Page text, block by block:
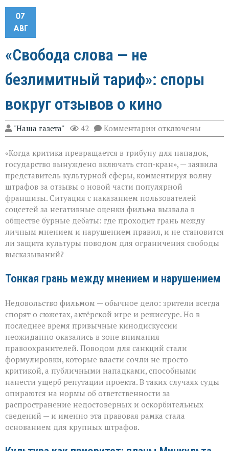
07
АВГ
«Свобода слова — не
безлимитный тариф»: споры
вокруг отзывов о кино
"Наша газета" 42 Комментарии к
записи
слова — не
безлимитный
тариф»:
споры
вокруг
отзывов
о
кино
отключены
«Когда критика превращается в трибуну для нападок,
государство вынуждено включать стоп‑кран», — заявила
представитель культурной сферы, комментируя волну
штрафов за отзывы о новой части популярной
франшизы. Ситуация с наказанием пользователей
соцсетей за негативные оценки фильма вызвала в
обществе бурные дебаты: где проходит грань между
личным мнением и нарушением правил, и не становится
ли защита культуры поводом для ограничения свободы
высказываний?
Тонкая грань между мнением и нарушением
Недовольство фильмом — обычное дело: зрители всегда
спорят о сюжетах, актёрской игре и режиссуре. Но в
последнее время привычные кинодискуссии
неожиданно оказались в зоне внимания
правоохранителей. Поводом для санкций стали
формулировки, которые власти сочли не просто
критикой, а публичными нападками, способными
нанести ущерб репутации проекта. В таких случаях суды
опираются на нормы об ответственности за
распространение недостоверных и оскорбительных
сведений — и именно эта правовая рамка стала
основанием для крупных штрафов.